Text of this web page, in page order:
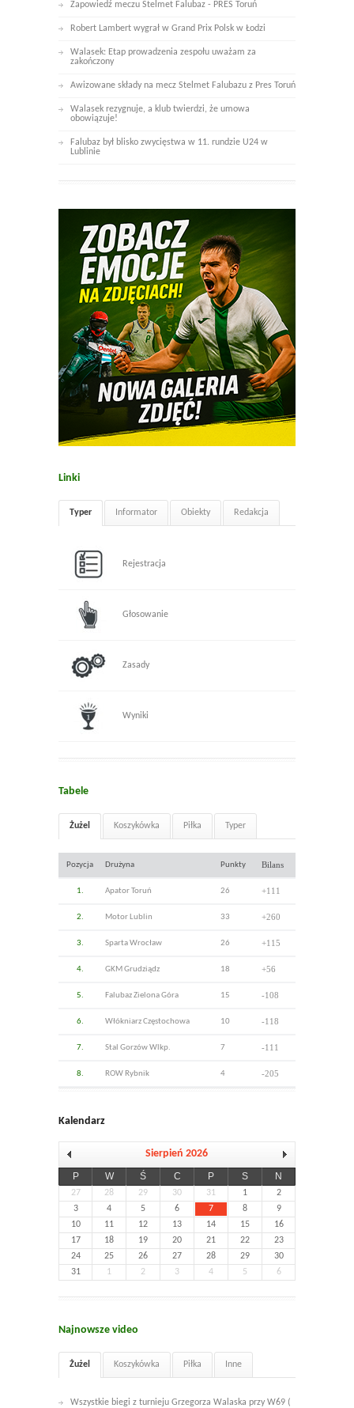
Zapowiedź meczu Stelmet Falubaz - PRES Toruń
Robert Lambert wygrał w Grand Prix Polsk w Łodzi
Walasek: Etap prowadzenia zespołu uważam za
zakończony
Awizowane składy na mecz Stelmet Falubazu z Pres Toruń
Walasek rezygnuje, a klub twierdzi, że umowa
obowiązuje!
Falubaz był blisko zwycięstwa w 11. rundzie U24 w
Lublinie
Linki
Typer Informator Obiekty Redakcja
Rejestracja
Głosowanie
Zasady
Wyniki
Tabele
Żużel Koszykówka Piłka Typer
Pozycja Drużyna Punkty Bilans
1. Apator Toruń 26 +111
2. Motor Lublin 33 +260
3. Sparta Wrocław 26 +115
4. GKM Grudziądz 18 +56
5. Falubaz Zielona Góra 15 -108
6. Włókniarz Częstochowa 10 -118
7. Stal Gorzów Wlkp. 7 -111
8. ROW Rybnik 4 -205
Kalendarz
Sierpień 2026
P W Ś C P S N
27 28 29 30 31 1
2
3
4 5 6 7 8
9
10
11 12 13 14 15
16
17
18 19 20 21 22
23
24
25 26 27 28 29
30
31
1 2 3 4 5 6
Najnowsze video
Żużel Koszykówka Piłka Inne
Wszystkie biegi z turnieju Grzegorza Walaska przy W69 (